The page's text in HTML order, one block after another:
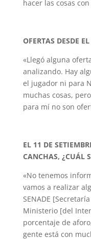
hacer las cosas
OFERTAS DESDE
«Llegó alguna
analizando. Hay
el jugador ni para
muchas cosas,
para mí no son
EL 11 DE
CANCHAS, ¿CUÁL
«No tenemos
vamos a realizar
SENADE
Ministerio [del
porcentaje de
gente está con